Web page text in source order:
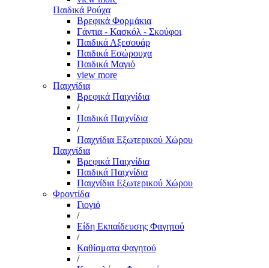
Παιδικά Ρούχα
Βρεφικά Φορμάκια
Γάντια - Κασκόλ - Σκούφοι
Παιδικά Αξεσουάρ
Παιδικά Εσώρουχα
Παιδικά Μαγιό
view more
Παιχνίδια
Βρεφικά Παιχνίδια
/
Παιδικά Παιχνίδια
/
Παιχνίδια Εξωτερικού Χώρου
Παιχνίδια
Βρεφικά Παιχνίδια
Παιδικά Παιχνίδια
Παιχνίδια Εξωτερικού Χώρου
Φροντίδα
Γιογιό
/
Είδη Εκπαίδευσης Φαγητού
/
Καθίσματα Φαγητού
/